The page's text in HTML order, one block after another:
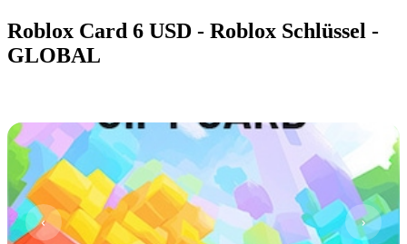
Roblox Card 6 USD - Roblox Schlüssel -
GLOBAL